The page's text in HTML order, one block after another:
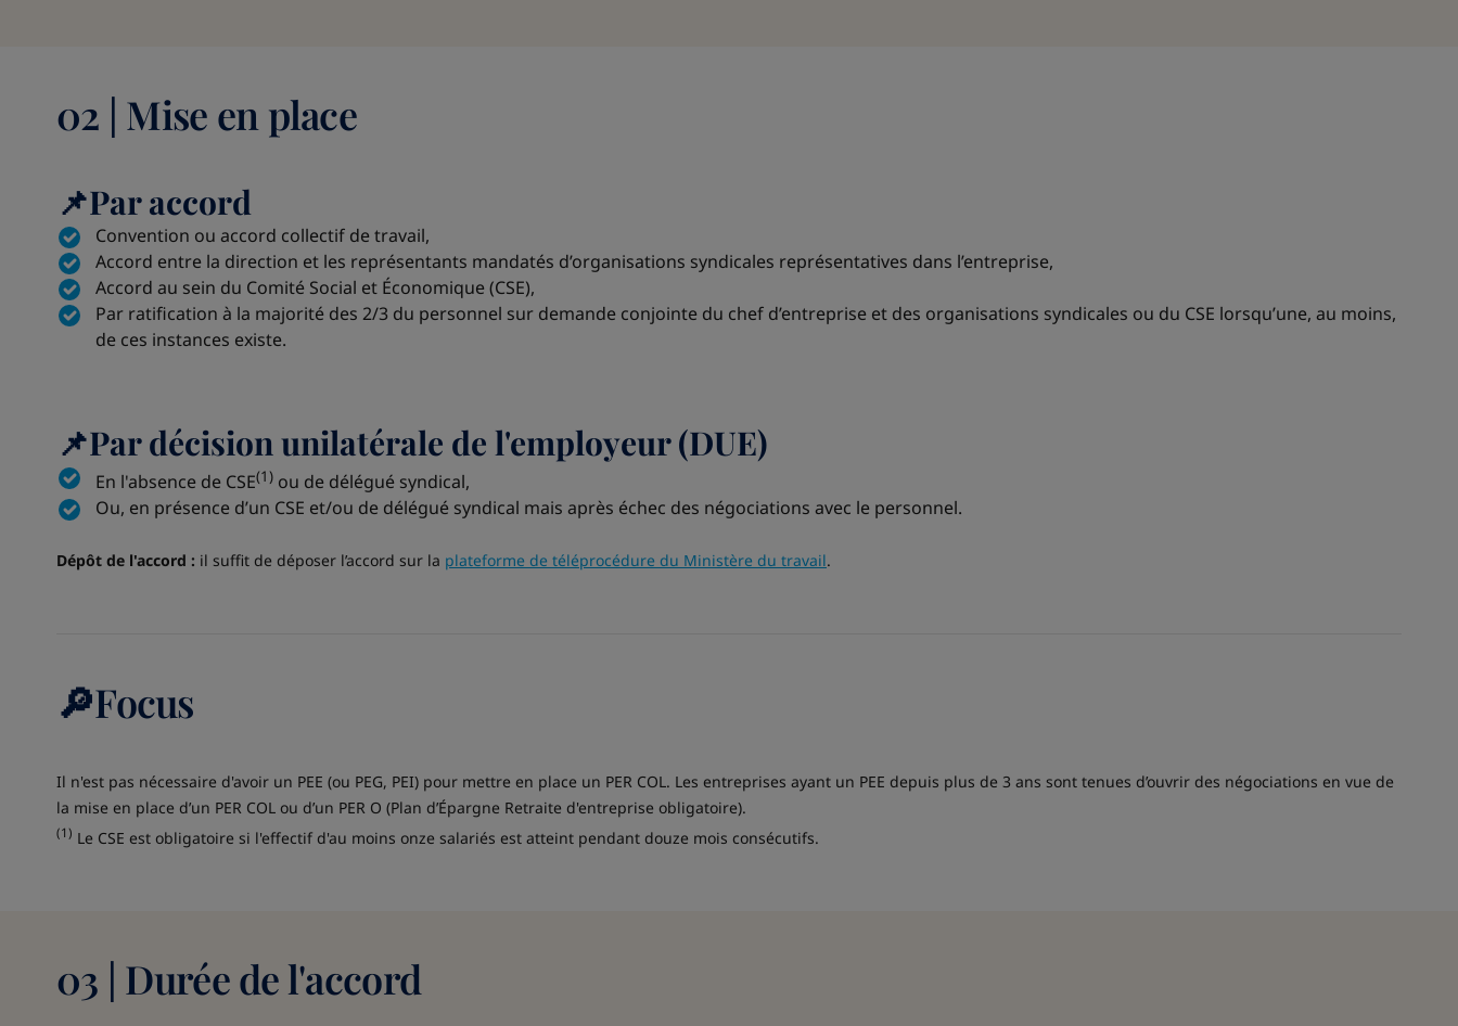
02 | Mise en place
📌Par accord
Convention ou accord collectif de travail,
Accord entre la direction et les représentants mandatés d’organisations syndicales représen­tatives dans l’entreprise,
Accord au sein du Comité Social et Économique (CSE),
Par ratification à la majorité des 2/3 du personnel sur demande conjointe du chef d’entreprise et des organisations syndicales ou du CSE lorsqu’une, au moins,
de ces instances existe.
📌Par décision unilatérale de l'employeur (DUE)
En l'absence de CSE(1) ou de délégué syndical,
Ou, en présence d’un CSE et/ou de délégué syndical mais après échec des négociations avec le personnel.
Dépôt de l'accord : il suffit de déposer l’accord sur la plateforme de téléprocédure du Ministère du travail.
🔎Focus
Il n'est pas nécessaire d'avoir un PEE (ou PEG, PEI) pour mettre en place un PER COL. Les entreprises ayant un PEE depuis plus de 3 ans sont tenues d’ouvrir des négociations en vue de
la mise en place d’un PER COL ou d’un PER O (Plan d’Épargne Retraite d'entreprise obligatoire).
(1) Le CSE est obligatoire si l'effectif d'au moins onze salariés est atteint pendant douze mois consécutifs.
03 | Durée de l'accord